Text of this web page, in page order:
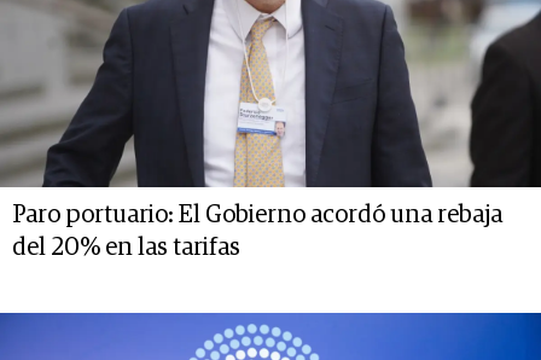
Paro portuario: El Gobierno acordó una rebaja
del 20% en las tarifas